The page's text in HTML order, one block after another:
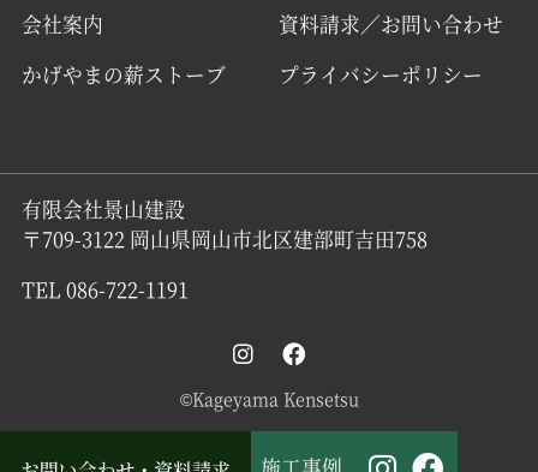
会社案内
かげやまの薪ストーブ
資料請求／お問い合わせ
プライバシーポリシー
有限会社景山建設
〒709-3122 岡山県岡山市北区建部町吉田758
TEL 086-722-1191
©Kageyama Kensetsu